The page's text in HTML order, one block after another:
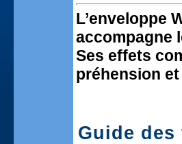
L’enveloppe
accompagne
Ses effets
préhension
Guide